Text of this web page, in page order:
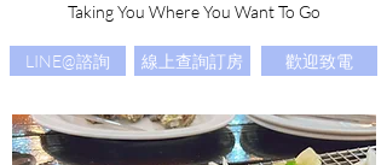
Taking You Where You Want To Go
LINE@諮詢 線上查詢訂房 歡迎致電